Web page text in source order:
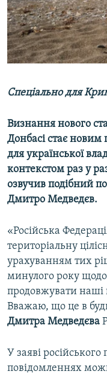
ВІДЕОУРОКИ «ELIFBE»
СВІДЧЕННЯ ОКУПАЦІЇ
УКРАЇНСЬКА
Русский
Qırımtatar
Усі сайти RFE/RL
Спеціально для
Визнання нового
Донбасі стає
для української
контекстом раз у
озвучив подібний
Дмитро Медведєв.
«Російська
територіальну
урахуванням тих
минулого року
продовжувати наші
Вважаю, що це в
Дмитра Медведєва
У заяві
повідомленнях